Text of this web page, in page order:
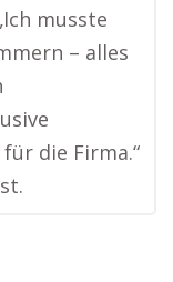
musste
– alles
die Firma.“